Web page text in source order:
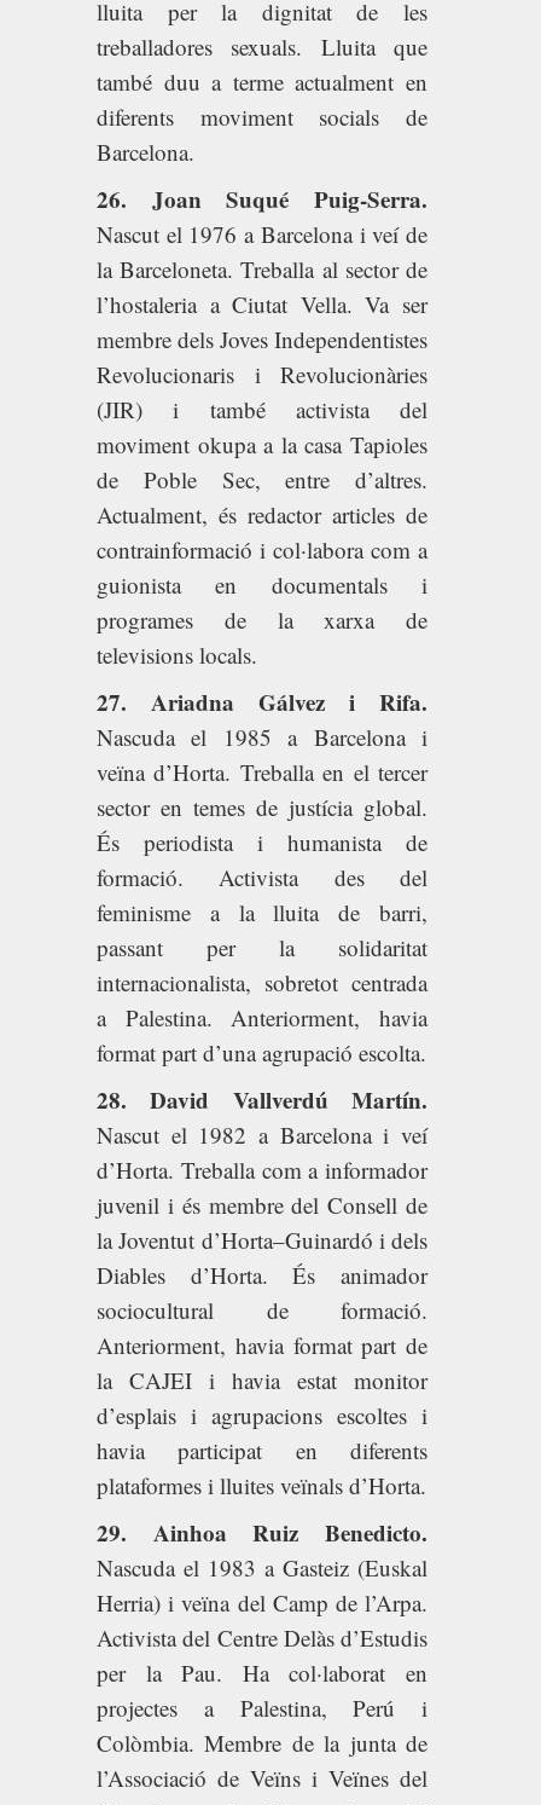
lluita per la dignitat de les
treballadores sexuals. Lluita que
també duu a terme actualment en
diferents moviment socials de
Barcelona.
26. Joan Suqué Puig-Serra.
Nascut el 1976 a Barcelona i veí de
la Barceloneta. Treballa al sector de
l’hostaleria a Ciutat Vella. Va ser
membre dels Joves Independentistes
Revolucionaris i Revolucionàries
(JIR) i també activista del
moviment okupa a la casa Tapioles
de Poble Sec, entre d’altres.
Actualment, és redactor articles de
contrainformació i col·labora com a
guionista en documentals i
programes de la xarxa de
televisions locals.
27. Ariadna Gálvez i Rifa.
Nascuda el 1985 a Barcelona i
veïna d’Horta. Treballa en el tercer
sector en temes de justícia global.
És periodista i humanista de
formació. Activista des del
feminisme a la lluita de barri,
passant per la solidaritat
internacionalista, sobretot centrada
a Palestina. Anteriorment, havia
format part d’una agrupació escolta.
28. David Vallverdú Martín.
Nascut el 1982 a Barcelona i veí
d’Horta. Treballa com a informador
juvenil i és membre del Consell de
la Joventut d’Horta–Guinardó i dels
Diables d’Horta. És animador
sociocultural de formació.
Anteriorment, havia format part de
la CAJEI i havia estat monitor
d’esplais i agrupacions escoltes i
havia participat en diferents
plataformes i lluites veïnals d’Horta.
29. Ainhoa Ruiz Benedicto.
Nascuda el 1983 a Gasteiz (Euskal
Herria) i veïna del Camp de l’Arpa.
Activista del Centre Delàs d’Estudis
per la Pau. Ha col·laborat en
projectes a Palestina, Perú i
Colòmbia. Membre de la junta de
l’Associació de Veïns i Veïnes del